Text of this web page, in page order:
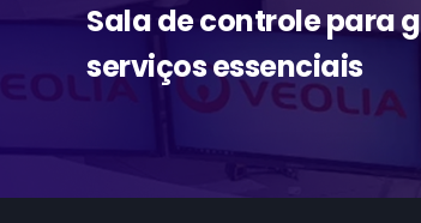
Sala de controle para
serviços essenciais